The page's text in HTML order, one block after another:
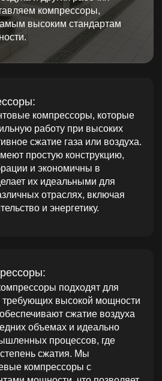
которые
при высоких
газа или воздуха.
конструкцию,
экономичны в
идеальными для
отраслях, включая
подходят для
высокой мощности
сжатие воздуха
и идеально
сжатия. Мы
с
что позволяет
компрессоры,
газов в
высокой
компрессоры
силы для
для крупных
необходимо
газа или воздуха с